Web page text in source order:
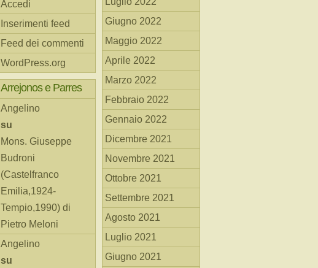
Accedi
Inserimenti feed
Feed dei commenti
WordPress.org
Arrejonos e Parres
Angelino
su
Mons. Giuseppe
Budroni
(Castelfranco
Emilia,1924-
Tempio,1990) di
Pietro Meloni
Angelino
su
Giugno 2022
Maggio 2022
Aprile 2022
Marzo 2022
Febbraio 2022
Gennaio 2022
Dicembre 2021
Novembre 2021
Ottobre 2021
Settembre 2021
Agosto 2021
Luglio 2021
Giugno 2021